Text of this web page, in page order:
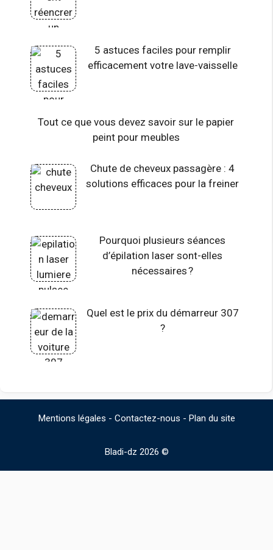
5 astuces faciles pour remplir
efficacement votre lave-vaisselle
Tout ce que vous devez savoir sur le papier
peint pour meubles
Chute de cheveux passagère : 4
solutions efficaces pour la freiner
Pourquoi plusieurs séances
d’épilation laser sont-elles
nécessaires ?
Quel est le prix du démarreur 307
?
Mentions légales - Contactez-nous - Plan du site
Bladi-dz 2026 ©